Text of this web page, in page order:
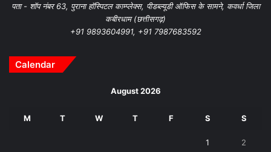
पता - शॉप नंबर 63, पुराना हॉस्पिटल काम्प्लेक्स, पीडब्ल्यूडी ऑफिस के सामने, कवर्धा जिला
कबीरधाम (छत्तीसगढ़)
+91 9893604991, +91 7987683592
Calendar
August 2026
M T W T F S S
1 2